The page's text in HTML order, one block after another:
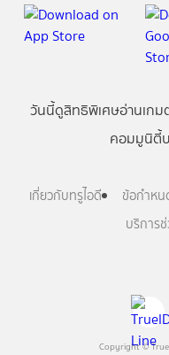
Copyright ©
วันนี้ดูสิทธิพิเศษอ่านเกม
คอมมูนิตี้
เกี่ยวกับทรูไอดี ข้อกำหน
บริการ